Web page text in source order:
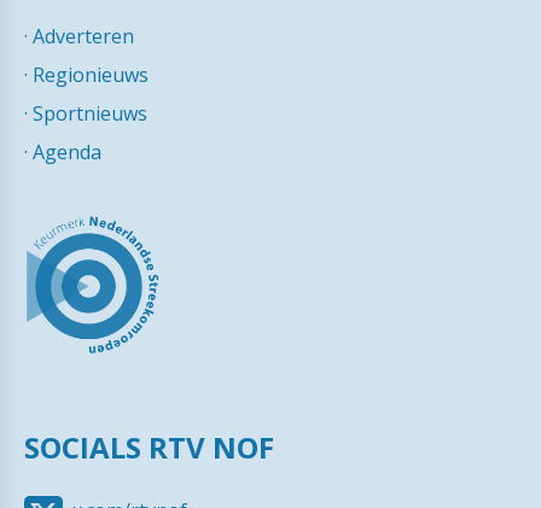
· Adverteren
· Regionieuws
· Sportnieuws
· Agenda
SOCIALS RTV NOF